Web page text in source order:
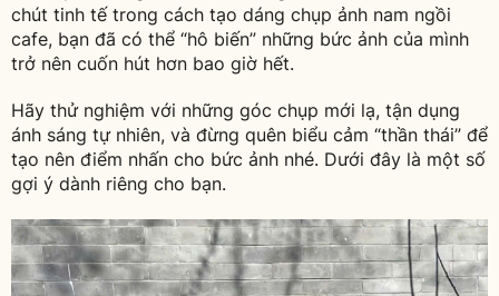
chút tinh tế trong cách tạo dáng chụp ảnh nam ngồi
cafe, bạn đã có thể “hô biến” những bức ảnh của mình
trở nên cuốn hút hơn bao giờ hết.
Hãy thử nghiệm với những góc chụp mới lạ, tận dụng
ánh sáng tự nhiên, và đừng quên biểu cảm “thần thái” để
tạo nên điểm nhấn cho bức ảnh nhé. Dưới đây là một số
gợi ý dành riêng cho bạn.